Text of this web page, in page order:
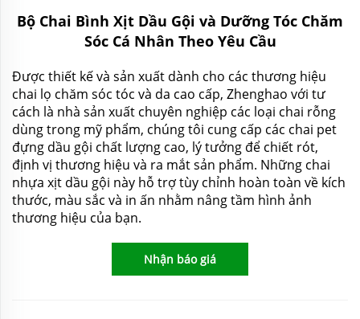
Bộ Chai Bình Xịt Dầu Gội và Dưỡng Tóc Chăm
Sóc Cá Nhân Theo Yêu Cầu
Được thiết kế và sản xuất dành cho các thương hiệu
chai lọ chăm sóc tóc và da cao cấp, Zhenghao với tư
cách là nhà sản xuất chuyên nghiệp các loại chai rỗng
dùng trong mỹ phẩm, chúng tôi cung cấp các chai pet
đựng dầu gội chất lượng cao, lý tưởng để chiết rót,
định vị thương hiệu và ra mắt sản phẩm. Những chai
nhựa xịt dầu gội này hỗ trợ tùy chỉnh hoàn toàn về kích
thước, màu sắc và in ấn nhằm nâng tầm hình ảnh
thương hiệu của bạn.
Nhận báo giá